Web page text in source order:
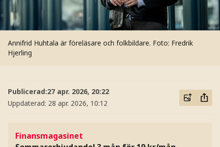
Annifrid Huhtala är föreläsare och folkbildare. Foto: Fredrik
Hjerling
Publicerad:27 apr. 2026, 20:22
Uppdaterad: 28 apr. 2026, 10:12
Finansmagasinet